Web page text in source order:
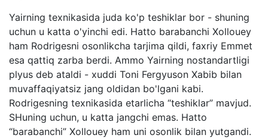
Yairning texnikasida juda ko'p teshiklar bor - shuning
uchun u katta o'yinchi edi. Hatto barabanchi Xollouey
ham Rodrigesni osonlikcha tarjima qildi, faxriy Emmet
esa qattiq zarba berdi. Ammo Yairning nostandartligi
plyus deb ataldi - xuddi Toni Fergyuson Xabib bilan
muvaffaqiyatsiz jang oldidan bo'lgani kabi.
Rodrigesning texnikasida etarlicha “teshiklar” mavjud.
SHuning uchun, u katta jangchi emas. Hatto
“barabanchi” Xollouey ham uni osonlik bilan yutgandi.